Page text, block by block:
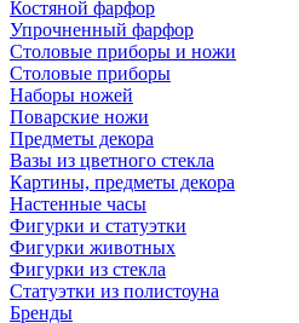
Костяной фарфор
Упрочненный фарфор
Столовые приборы и ножи
Столовые приборы
Наборы ножей
Поварские ножи
Предметы декора
Вазы из цветного стекла
Картины, предметы декора
Настенные часы
Фигурки и статуэтки
Фигурки животных
Фигурки из стекла
Статуэтки из полистоуна
Бренды